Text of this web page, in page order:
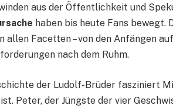
aus der Öffentlichkeit und
haben bis heute Fans
allen Facetten – von den Anfängen
nach dem Ruhm.
der Ludolf-Brüder fasziniert
Peter, der Jüngste der vier